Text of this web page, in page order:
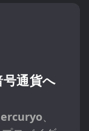
通貨へ
、